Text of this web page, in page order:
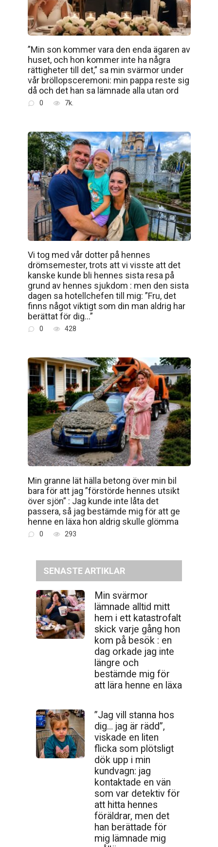
”Min son kommer vara den enda ägaren av
huset, och hon kommer inte ha några
rättigheter till det,” sa min svärmor under
vår bröllopsceremoni: min pappa reste sig
då och det han sa lämnade alla utan ord
0 7k.
Vi tog med vår dotter på hennes
drömsemester, trots att vi visste att det
kanske kunde bli hennes sista resa på
grund av hennes sjukdom : men den sista
dagen sa hotellchefen till mig: ”Fru, det
finns något viktigt som din man aldrig har
berättat för dig…”
0 428
Min granne lät hälla betong över min bil
bara för att jag ”förstörde hennes utsikt
över sjön” : Jag kunde inte låta det
passera, så jag bestämde mig för att ge
henne en läxa hon aldrig skulle glömma
0 293
SENASTE ARTIKLAR
Min svärmor
lämnade alltid mitt
hem i ett katastrofalt
skick varje gång hon
kom på besök : en
dag orkade jag inte
längre och
bestämde mig för
att lära henne en läxa
”Jag vill stanna hos
dig… jag är rädd”,
viskade en liten
flicka som plötsligt
dök upp i min
kundvagn: jag
kontaktade en vän
som var detektiv för
att hitta hennes
föräldrar, men det
han berättade för
mig lämnade mig